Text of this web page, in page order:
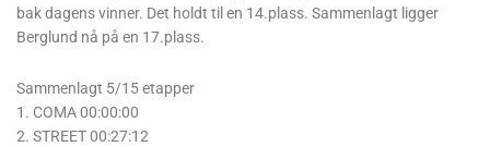
bak dagens vinner. Det holdt til en 14.plass. Sammenlagt ligger
Berglund nå på en 17.plass.
Sammenlagt 5/15 etapper
1. COMA 00:00:00
2. STREET 00:27:12